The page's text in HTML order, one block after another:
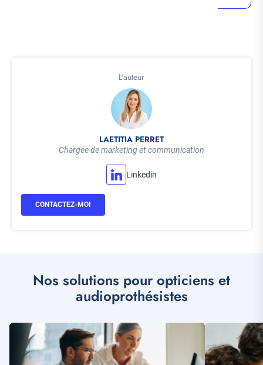
L'auteur
LAETITIA PERRET
Chargée de marketing et communication
Linkedin
CONTACTEZ-MOI
Nos solutions pour opticiens et
audioprothésistes
Illustration
vignette
Illustration